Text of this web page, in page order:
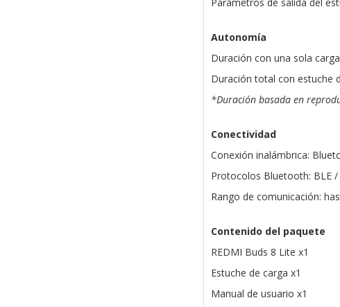
Parámetros de salida del
Autonomía
Duración con una sola
Duración total con estuche
*Duración basada en
Conectividad
Conexión inalámbrica:
Protocolos Bluetooth: BLE /
Rango de comunicación:
Contenido del paquete
REDMI Buds 8 Lite x1
Estuche de carga x1
Manual de usuario x1